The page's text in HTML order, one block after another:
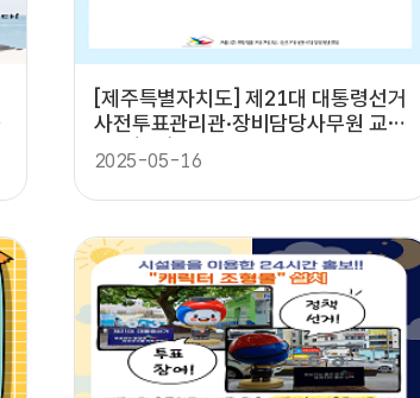
[제주특별자치도] 제21대 대통령선거
사전투표관리관·장비담당사무원 교육
실시(1차)
2025-05-16